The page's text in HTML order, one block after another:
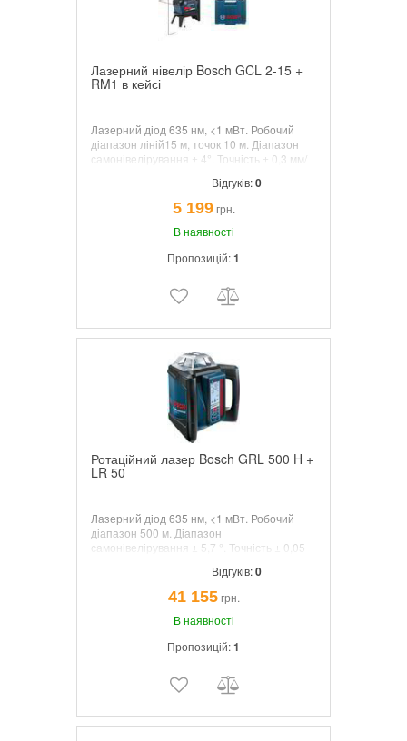
Лазерний нівелір Bosch GCL 2-15 +
RM1 в кейсі
Лазерний діод 635 нм, <1 мВт. Робочий
діапазон ліній15 м, точок 10 м. Діапазон
самонівелірування ± 4°. Точність ± 0,3 мм/
точковий), що проектує горизонтальну і
вертикальну площині, а також 2 точки
схилу. Має подовжену проекцію
вертикальної лінії.
Відгуків:0
5 199грн.
В наявності
Пропозицій:1
Ротаційний лазер Bosch GRL 500 H +
LR 50
Лазерний діод 635 нм, <1 мВт. Робочий
діапазон 500 м. Діапазон
самонівелірування ± 5,7 °. Точність ± 0,05
горизонтального нівелювання, оснащений
системою проти крадіжок.
Відгуків:0
41 155грн.
В наявності
Пропозицій:1